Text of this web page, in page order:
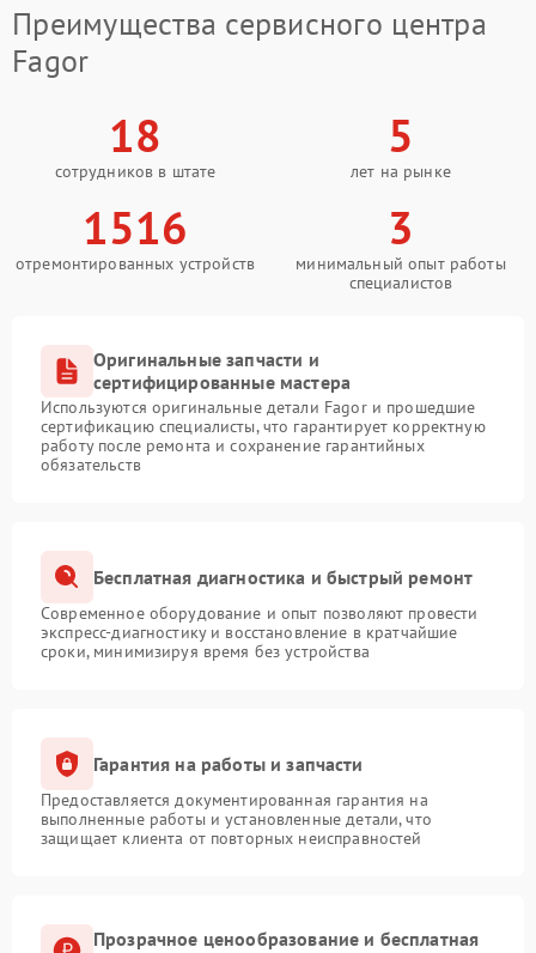
Преимущества сервисного центра
Fagor
18
сотрудников в штате
5
лет на рынке
1516
отремонтированных устройств
3
минимальный опыт работы
специалистов
Оригинальные запчасти и
сертифицированные мастера
Используются оригинальные детали Fagor и прошедшие
сертификацию специалисты, что гарантирует корректную
работу после ремонта и сохранение гарантийных
обязательств
Бесплатная диагностика и быстрый ремонт
Современное оборудование и опыт позволяют провести
экспресс-диагностику и восстановление в кратчайшие
сроки, минимизируя время без устройства
Гарантия на работы и запчасти
Предоставляется документированная гарантия на
выполненные работы и установленные детали, что
защищает клиента от повторных неисправностей
Прозрачное ценообразование и бесплатная